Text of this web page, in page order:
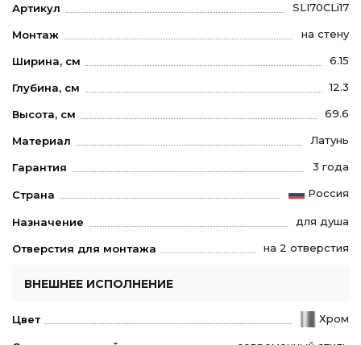
Артикул SLI70CLi17
Монтаж на стену
Ширина, см 6.15
Глубина, см 12.3
Высота, см 69.6
Материал Латунь
Гарантия 3 года
Страна Россия
Назначение для душа
Отверстия для монтажа на 2 отверстия
ВНЕШНЕЕ ИСПОЛНЕНИЕ
Цвет Хром